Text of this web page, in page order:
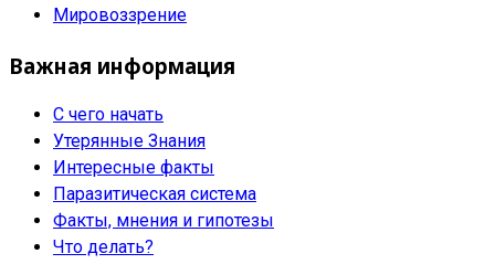
Мировоззрение
Важная информация
С чего начать
Утерянные Знания
Интересные факты
Паразитическая система
Факты, мнения и гипотезы
Что делать?